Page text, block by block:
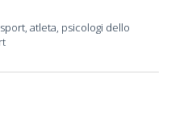
, atleta, psicologi dello